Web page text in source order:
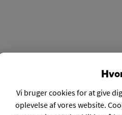
Vi bruger cookies for at give
oplevelse af vores website.